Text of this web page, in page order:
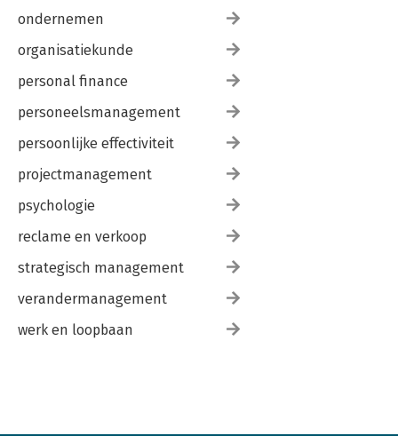
ondernemen
organisatiekunde
personal finance
personeelsmanagement
persoonlijke effectiviteit
projectmanagement
psychologie
reclame en verkoop
strategisch management
verandermanagement
werk en loopbaan